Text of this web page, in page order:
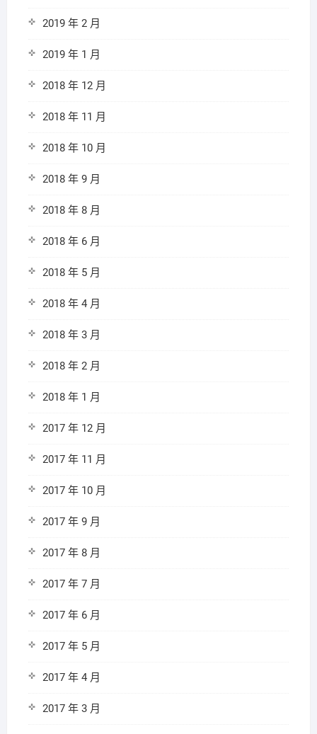
2019 年 2 月
2019 年 1 月
2018 年 12 月
2018 年 11 月
2018 年 10 月
2018 年 9 月
2018 年 8 月
2018 年 6 月
2018 年 5 月
2018 年 4 月
2018 年 3 月
2018 年 2 月
2018 年 1 月
2017 年 12 月
2017 年 11 月
2017 年 10 月
2017 年 9 月
2017 年 8 月
2017 年 7 月
2017 年 6 月
2017 年 5 月
2017 年 4 月
2017 年 3 月